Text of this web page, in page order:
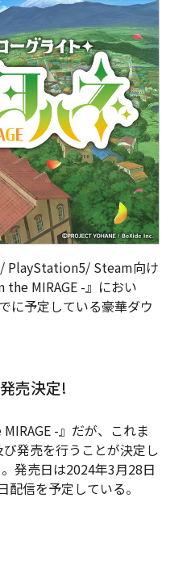
PlayStation5/ Steam向け
MIRAGE -』におい
に予定している豪華ダウ
売決定!
-』だが、これま
発売を行うことが決定し
発売日は2024年3月28日
信を予定している。